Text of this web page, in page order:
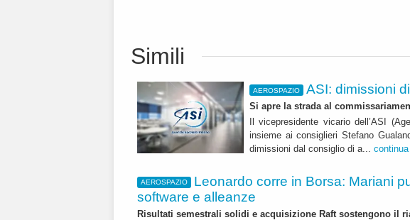
Simili
AEROSPAZIO ASI: dimissioni
Si apre la strada al
Il vicepresidente vicario dell’ASI
insieme ai consiglieri Stefano
dimissioni dal consiglio di a... continua
AEROSPAZIO
Leonardo corre in Borsa: Mariani
software e alleanze
Risultati semestrali solidi e acquisizione Raft sostengono il